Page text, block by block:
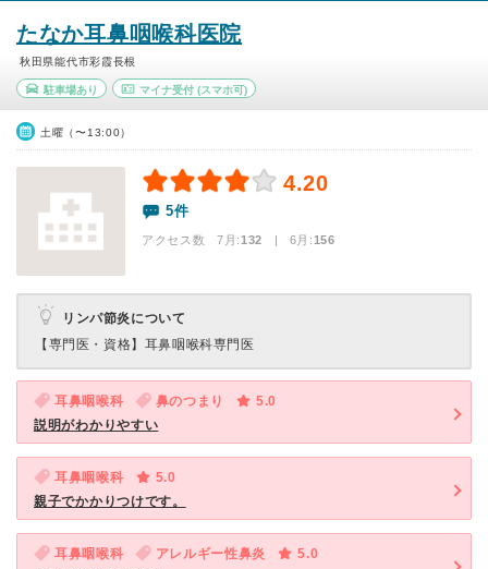
たなか耳鼻咽喉科医院
秋田県能代市彩霞長根
駐車場あり マイナ受付(スマホ可)
土曜（〜13:00）
4.20
5件
アクセス数 7月:132 | 6月:156
リンパ節炎について
【専門医・資格】 耳鼻咽喉科専門医
耳鼻咽喉科 鼻のつまり
5.0
説明がわかりやすい
耳鼻咽喉科
5.0
親子でかかりつけです。
耳鼻咽喉科 アレルギー性鼻炎
5.0